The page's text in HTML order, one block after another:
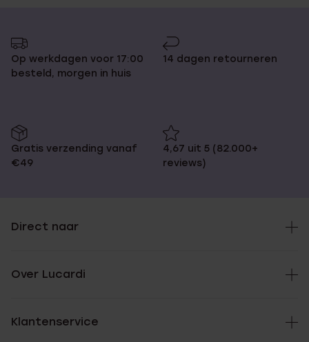
Op werkdagen voor 17:00
besteld, morgen in huis
14 dagen retourneren
Gratis verzending vanaf
€49
4,67 uit 5 (82.000+
reviews)
Direct naar
Over Lucardi
Klantenservice